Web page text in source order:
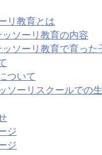
リ教育とは
ソーリ教育の内容
ソーリ教育で育った
ついて
ソーリスクールでの
ジ
ジ